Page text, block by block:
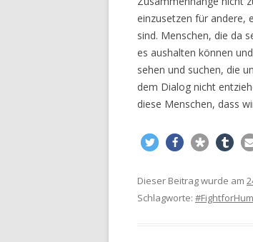
einzusetzen für andere,
sind. Menschen, die da
es aushalten können
sehen und suchen, die
dem Dialog nicht
diese Menschen, dass
Dieser Beitrag wurde am
Schlagworte: